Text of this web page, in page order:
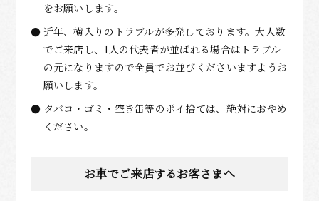
をお願いします。
近年、横入りのトラブルが多発しております。大人数
でご来店し、1人の代表者が並ばれる場合はトラブル
の元になりますので全員でお並びくださいますようお
願いします。
タバコ・ゴミ・空き缶等のポイ捨ては、絶対におやめ
ください。
お車でご来店するお客さまへ